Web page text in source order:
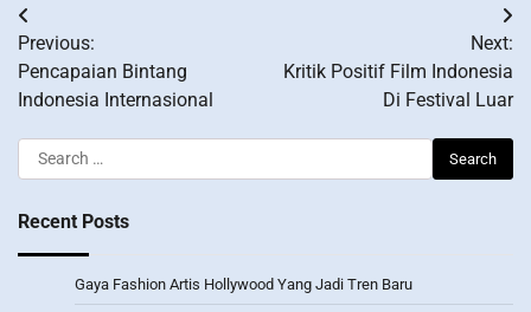
Post
navigation
Previous:
Pencapaian Bintang
Indonesia Internasional
Next:
Kritik Positif Film Indonesia
Di Festival Luar
Search
for:
Recent Posts
Gaya Fashion Artis Hollywood Yang Jadi Tren Baru